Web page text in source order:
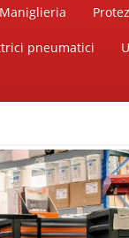
Maniglieria
pneumatici